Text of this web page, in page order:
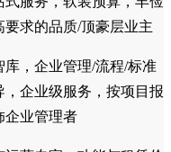
，单价可浮动，顶豪层
台，无独立设计，深度
，全程退补货服务，主